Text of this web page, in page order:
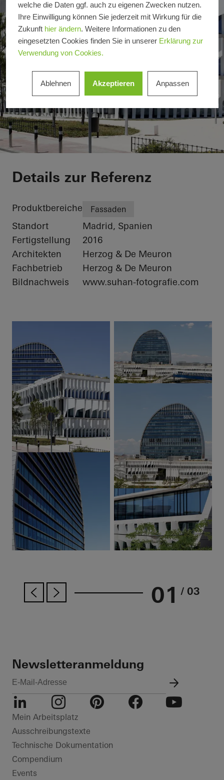
Sede BBVA Las
Details zur Referenz
Produktbereiche Fassaden
Standort
Madrid, Spanien
Fertigstellung
2016
Architekten
Herzog & De Meuron
Fachbetrieb
Herzog & De Meuron
Bildnachweis
www.suhan-fotografie.com
01 / 03
Newsletteranmeldung
LinkedIn Instagram
Mein Arbeitsplatz
Ausschreibungstexte
Technische Dokumentation
Compendium
Events
welche die Daten ggf. auch zu eigenen Zwecken nutzen.
Ihre Einwilligung können Sie jederzeit mit Wirkung für die
Zukunft hier ändern. Weitere Informationen zu den
eingesetzten Cookies finden Sie in unserer Erklärung zur
Verwendung von Cookies.
Ablehnen Akzeptieren Anpassen